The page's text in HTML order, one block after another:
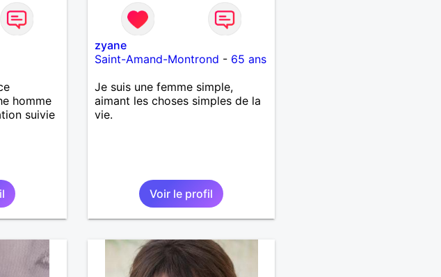
homme
suivie
zyane
Saint-Amand-Montrond - 65 ans
Je suis une femme simple,
aimant les choses simples de la
vie.
Voir le profil